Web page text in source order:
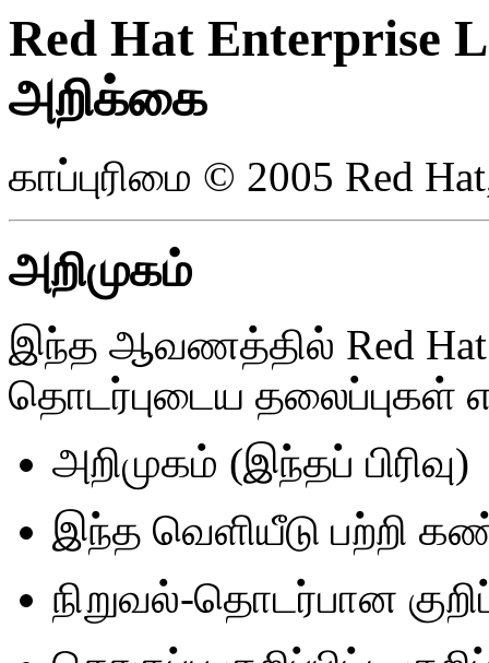
Red Hat Enterprise
அறிக்கை
காப்புரிமை © 2005 Red
அறிமுகம்
இந்த ஆவணத்தில் Red Hat
தொடர்புடைய தலைப்புகள்
அறிமுகம் (இந்தப் பிரிவு)
இந்த வெளியீடு பற்றி
நிறுவல்-தொடர்பான